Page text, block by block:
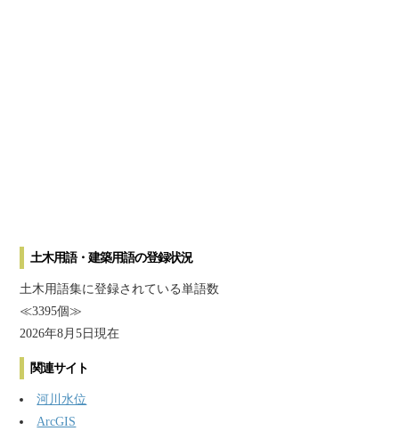
土木用語・建築用語の登録状況
土木用語集に登録されている単語数
≪3395個≫
2026年8月5日現在
関連サイト
河川水位
ArcGIS